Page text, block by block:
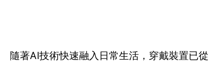
隨著AI技術快速融入日常生活，穿戴裝置已從